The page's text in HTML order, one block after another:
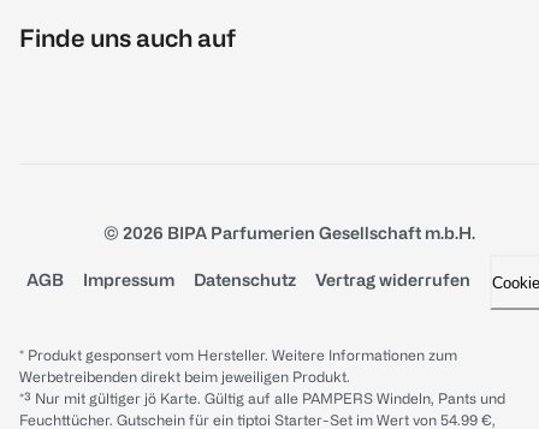
Finde uns auch auf
© 2026 BIPA Parfumerien Gesellschaft m.b.H.
AGB Impressum Datenschutz Vertrag widerrufen
* Produkt gesponsert vom Hersteller. Weitere Informationen zum
Werbetreibenden direkt beim jeweiligen Produkt.
*³ Nur mit gültiger jö Karte. Gültig auf alle PAMPERS Windeln, Pants und
Feuchttücher. Gutschein für ein tiptoi Starter-Set im Wert von 54.99 €,